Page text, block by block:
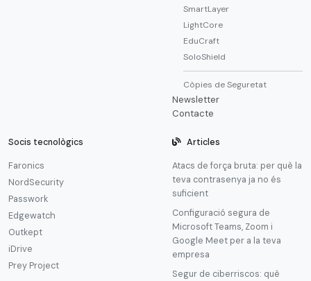
SmartLayer
LightCore
EduCraft
SoloShield
Còpies de Seguretat
Newsletter
Contacte
Socis tecnològics
Faronics
NordSecurity
Passwork
Edgewatch
Outkept
iDrive
Prey Project
Articles
Atacs de força bruta: per què la
teva contrasenya ja no és
suficient
Configuració segura de
Microsoft Teams, Zoom i
Google Meet per a la teva
empresa
Segur de ciberriscos: què